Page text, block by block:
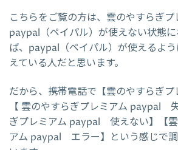
こちらをご覧の方は、雲のやすらぎ
paypal（ペイパル）が使えない状態
ば、paypal（ペイパル）が使えるよ
えている人だと思います。
だから、携帯電話で【雲のやすらぎプ
【 雲のやすらぎプレミアム paypal
ぎプレミアム paypal 使えない】【
アム paypal エラー】という感じで